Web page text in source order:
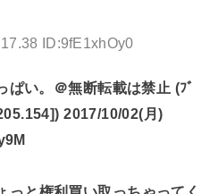
ID:9fE1xhOy0
ぱい。＠無断転載は禁止 (ﾌﾞ
2017/10/02(月)